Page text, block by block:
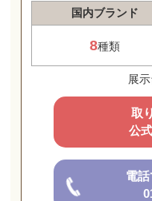
国内ブランド
8種類
展
取
公
電